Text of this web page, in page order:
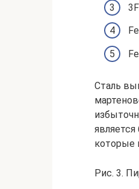
Сталь
которые
Рис. 3.